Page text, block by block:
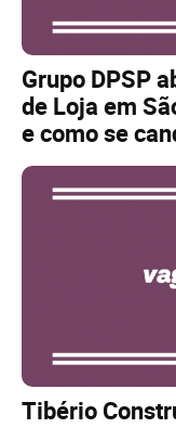
Grupo DPSP
de Loja em
e como se
Tibério